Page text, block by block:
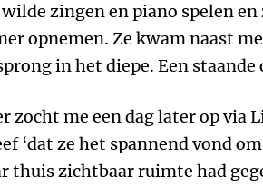
zingen en piano spelen en
opnemen. Ze kwam naast
in het diepe. Een staande
zocht me een dag later op via
‘dat ze het spannend vond
thuis zichtbaar ruimte had